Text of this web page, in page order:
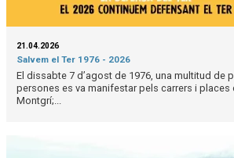
21.04.2026
Salvem el Ter 1976 - 2026
El dissabte 7 d’agost de 1976, una multitud de
persones es va manifestar pels carrers i places
Montgrí;...